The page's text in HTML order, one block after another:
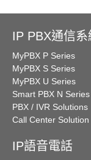
IP PBX通信系
MyPBX P Series
MyPBX S Series
MyPBX U Series
Smart PBX N Series
PBX / IVR Solutions
Call Center Solution
IP語音電話